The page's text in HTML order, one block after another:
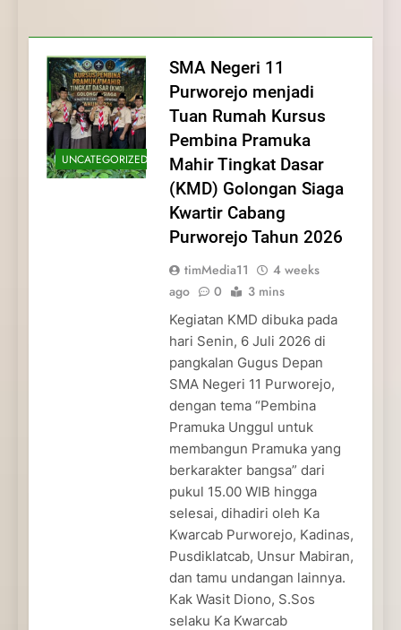
dan Pengabdian Generasi
Pramuka
Pramuka
Kepedulian
UNCATEGORIZED
SMA Negeri 11
Purworejo menjadi
Tuan Rumah Kursus
Pembina Pramuka
Mahir Tingkat Dasar
(KMD) Golongan Siaga
Kwartir Cabang
Purworejo Tahun 2026
timMedia11
4 weeks
ago
0 3 mins
Kegiatan KMD dibuka pada
hari Senin, 6 Juli 2026 di
pangkalan Gugus Depan
SMA Negeri 11 Purworejo,
dengan tema “Pembina
Pramuka Unggul untuk
membangun Pramuka yang
berkarakter bangsa” dari
pukul 15.00 WIB hingga
selesai, dihadiri oleh Ka
Kwarcab Purworejo, Kadinas,
Pusdiklatcab, Unsur Mabiran,
dan tamu undangan lainnya.
Kak Wasit Diono, S.Sos
selaku Ka Kwarcab